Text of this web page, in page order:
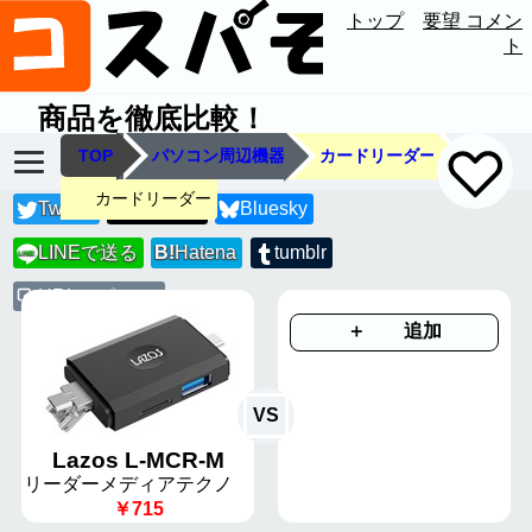
トップ
要望 コメン
ト
商品を徹底比較！
TOP パソコン周辺機器 カードリーダー
カードリーダー
Twitter Threads Bluesky
LINE LINEで送る B!Hatena tumblr
URLコピー
Lazos L-MCR-M
リーダーメディアテクノ
￥715
VS
＋ 追加